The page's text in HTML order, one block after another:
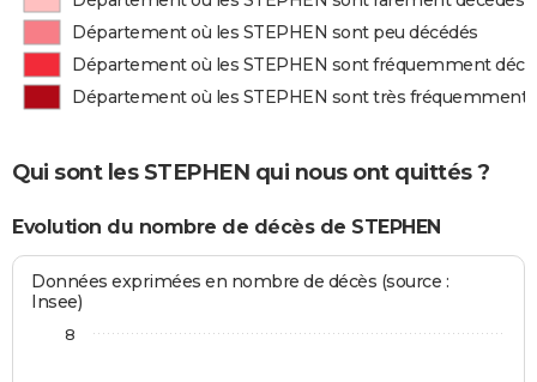
Département où les STEPHEN sont peu décédés
Département où les STEPHEN sont fréquemment
Département où les STEPHEN sont très fréquemment
Qui sont les STEPHEN qui nous ont quittés ?
Evolution du nombre de décès de STEPHEN
Données exprimées en nombre de décès (source :
Insee)
8